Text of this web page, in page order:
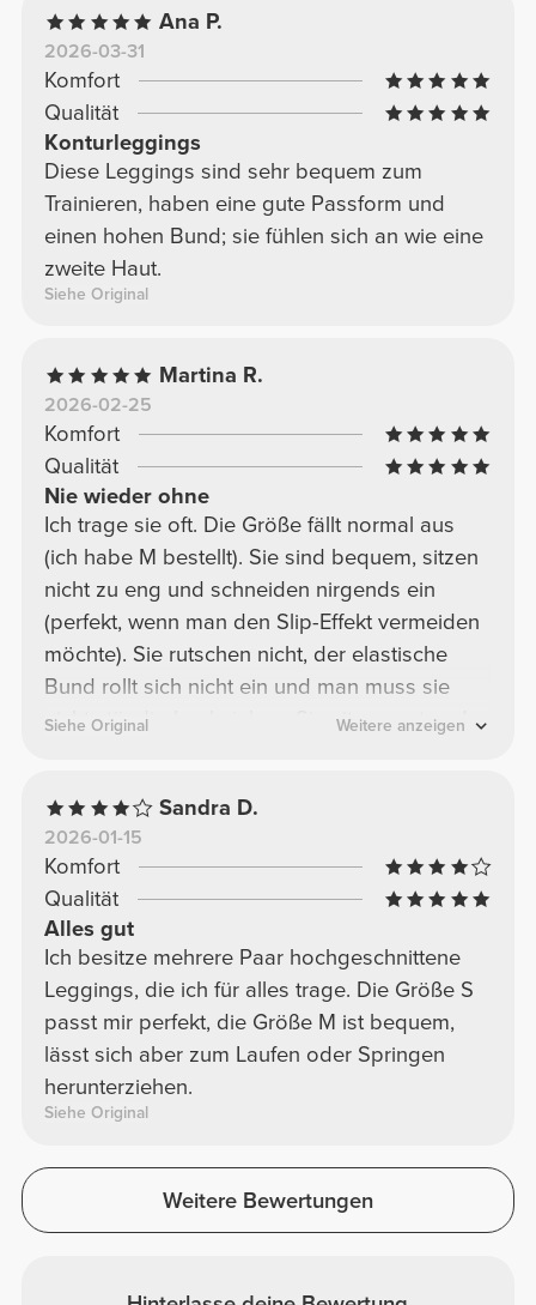
Ana P.
2026-03-31
Komfort
Qualität
Konturleggings
Diese Leggings sind sehr bequem zum
Trainieren, haben eine gute Passform und
einen hohen Bund; sie fühlen sich an wie eine
zweite Haut.
Siehe Original
Martina R.
2026-02-25
Komfort
Qualität
Nie wieder ohne
Ich trage sie oft. Die Größe fällt normal aus
(ich habe M bestellt). Sie sind bequem, sitzen
nicht zu eng und schneiden nirgends ein
(perfekt, wenn man den Slip-Effekt vermeiden
möchte). Sie rutschen nicht, der elastische
Bund rollt sich nicht ein und man muss sie
nicht ständig hochziehen. Sie sitzen gut und
hochwertig. Der hohe Bund ist genau richtig,
sodass man nicht schlampig aussieht.
Kurzum: Diese schwarzen Leggings sind die
perfekte Ergänzung für deine Basics.
Siehe Original Weitere anzeigen
Sandra D.
2026-01-15
Komfort
Qualität
Alles gut
Ich besitze mehrere Paar hochgeschnittene
Leggings, die ich für alles trage. Die Größe S
passt mir perfekt, die Größe M ist bequem,
lässt sich aber zum Laufen oder Springen
herunterziehen.
Siehe Original
Weitere Bewertungen